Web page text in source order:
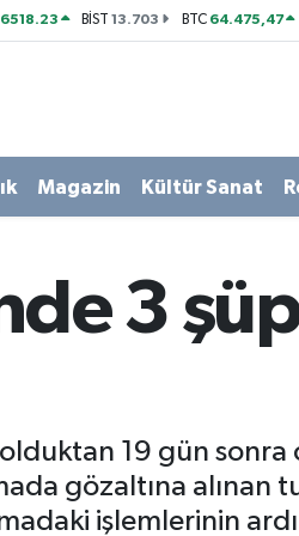
6518.23 BİST13.703 BTC 64.475,47
Magazin Kültür Sanat
3
19 gün
gözaltına alınan
işlemlerinin